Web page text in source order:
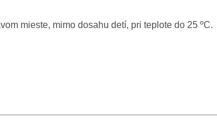
mieste, mimo dosahu detí, pri teplote do 25 ºC.